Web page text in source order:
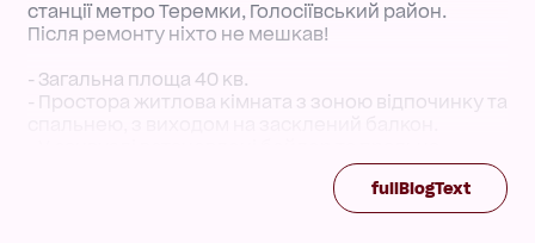
станції метро Теремки, Голосіївський район.
Після ремонту ніхто не мешкав!
- Загальна площа 40 кв.
- Простора житлова кімната з зоною відпочинку та
- Будинок теплий, знаходиться всередині двору,
fullBlogText